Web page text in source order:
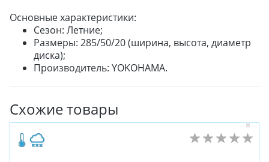
Основные характеристики:
Сезон: Летние;
Размеры: 285/50/20 (ширина, высота, диаметр
диска);
Производитель: YOKOHAMA.
Схожие товары